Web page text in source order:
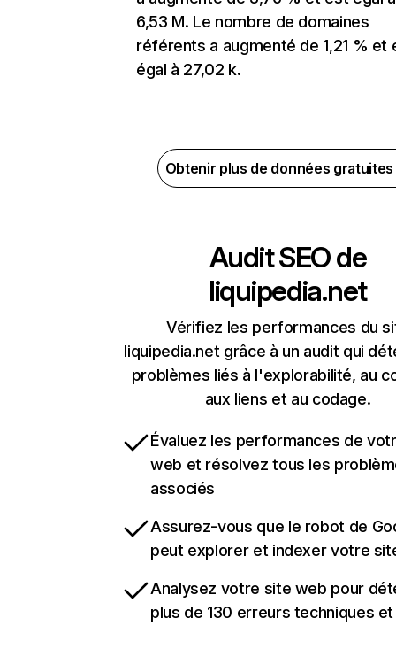
6,53 M. Le nombre de domaines
référents a augmenté de 1,21 % et
égal à 27,02 k.
Obtenir plus de données
Audit SEO de
liquipedia.net
Vérifiez les performances du
liquipedia.net grâce à un audit qui
problèmes liés à l'explorabilité, au
aux liens et au codage.
Évaluez les performances de
web et résolvez tous les
associés
Assurez-vous que le robot de
peut explorer et indexer votre
Analysez votre site web pour
plus de 130 erreurs techniques et